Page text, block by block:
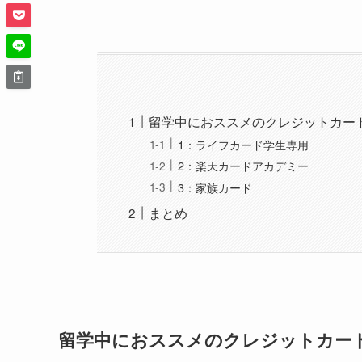
留学中におススメのクレジットカー
1：ライフカード学生専用
2：楽天カードアカデミー
3：家族カード
まとめ
留学中におススメのクレジットカー